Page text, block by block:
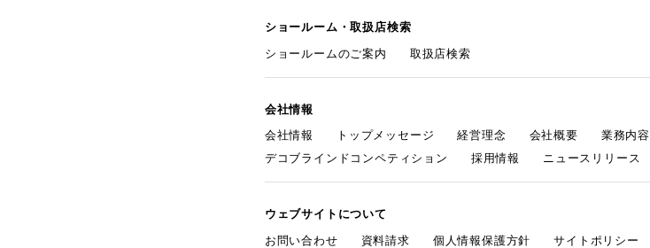
ショールーム・取扱店検索
ショールームのご案内
取扱店検索
会社情報
会社情報
トップメッセージ 経営理念 会社概要 業務内容
デコブラインドコンペティション
採用情報 ニュースリリース
ウェブサイトについて
お問い合わせ
資料請求 個人情報保護方針 サイトポリシー